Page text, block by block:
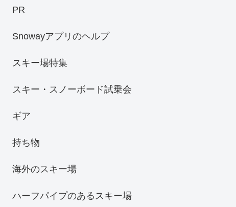
PR
Snowayアプリのヘルプ
スキー場特集
スキー・スノーボード試乗会
ギア
持ち物
海外のスキー場
ハーフパイプのあるスキー場